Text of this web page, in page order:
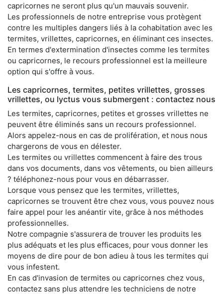
capricornes ne seront plus qu'un mauvais souvenir.
Les professionnels de notre entreprise vous protègent
contre les multiples dangers liés à la cohabitation avec les
termites, vrillettes, capricornes, en éliminant ces insectes.
En termes d'extermination d'insectes comme les termites
ou capricornes, le recours professionnel est la meilleure
option qui s'offre à vous.
Les capricornes, termites, petites vrillettes, grosses
vrillettes, ou lyctus vous submergent : contactez nous
Les termites, capricornes, petites et grosses vrillettes ne
peuvent être éliminés sans un recours professionnel.
Alors appelez-nous en cas de prolifération, et nous nous
chargerons de vous en délester.
Les termites ou vrillettes commencent à faire des trous
dans vos documents, dans vos vêtements, ou bien ailleurs
? téléphonez-nous pour vous en débarrasser.
Lorsque vous pensez que les termites, vrillettes,
capricornes se trouvent être chez vous, vous pouvez nous
faire appel pour les anéantir vite, grâce à nos méthodes
professionnelles.
Notre compagnie s'assurera de trouver les produits les
plus adéquats et les plus efficaces, pour vous donner les
moyens de dire pour de bon adieu à tous les termites qui
vous infestent.
En cas d'invasion de termites ou capricornes chez vous,
contactez sans plus attendre les techniciens de notre